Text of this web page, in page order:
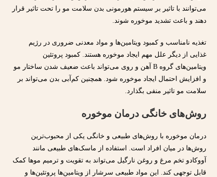
می‌توانند با تاثیر بر سیستم هورمونی بدن سلامت مو را تحت تاثیر قرار
دهند و باعث تشدید موخوره شوند.
تغذیه نامناسب و کمبود ویتامین‌ها و مواد معدنی ضروری در رژیم
غذایی از دیگر علل مهم ایجاد موخوره هستند. کمبود پروتئین
ویتامین‌های گروه B آهن و روی می‌تواند باعث ضعیف شدن ساختار مو
و افزایش احتمال ایجاد موخوره شود. همچنین کم‌آبی بدن می‌تواند بر
سلامت مو تاثیر منفی بگذارد.
روش‌های خانگی درمان موخوره
درمان موخوره با روش‌های طبیعی و خانگی یکی از محبوب‌ترین
روش‌ها در میان افراد است. استفاده از ماسک‌های طبیعی مانند
آووکادو تخم مرغ و روغن نارگیل می‌تواند به تقویت و ترمیم موها کمک
قابل توجهی کند. این مواد طبیعی سرشار از ویتامین‌ها پروتئین‌ها و